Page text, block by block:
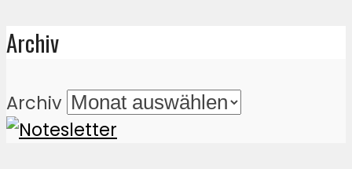
Archiv
Archiv